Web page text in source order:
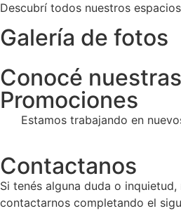
Descubrí todos nuestros espacios
Galería de fotos
Conocé nuestras
Promociones
Estamos trabajando en
Contactanos
Si tenés alguna duda o inquietud,
contactarnos completando el